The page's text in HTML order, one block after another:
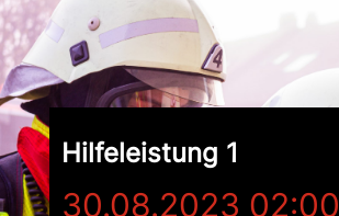
Hilfeleistung 1
30.08.2023 02:00